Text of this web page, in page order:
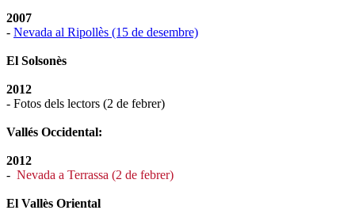
2007
- Nevada al Ripollès (15 de desembre)
El Solsonès
2012
- Fotos dels lectors (2 de febrer)
Vallés Occidental:
2012
- Nevada a Terrassa (2 de febrer)
El Vallès Oriental